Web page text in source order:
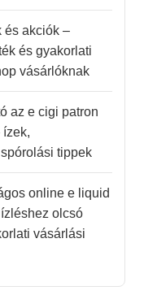
és akciók –
és gyakorlati
vásárlóknak
az e cigi patron
tippek
online e liquid
olcsó
vásárlási